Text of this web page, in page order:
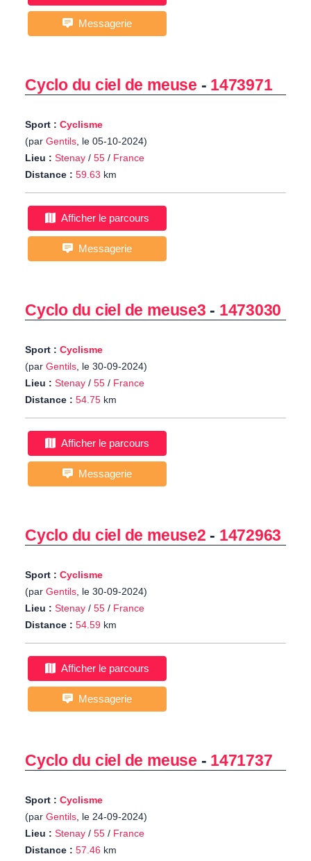
Messagerie
Cyclo du ciel de meuse - 1473971
Sport : Cyclisme
(par Gentils, le 05-10-2024)
Lieu : Stenay / 55 / France
Distance : 59.63 km
Afficher le parcours
Messagerie
Cyclo du ciel de meuse3 - 1473030
Sport : Cyclisme
(par Gentils, le 30-09-2024)
Lieu : Stenay / 55 / France
Distance : 54.75 km
Afficher le parcours
Messagerie
Cyclo du ciel de meuse2 - 1472963
Sport : Cyclisme
(par Gentils, le 30-09-2024)
Lieu : Stenay / 55 / France
Distance : 54.59 km
Afficher le parcours
Messagerie
Cyclo du ciel de meuse - 1471737
Sport : Cyclisme
(par Gentils, le 24-09-2024)
Lieu : Stenay / 55 / France
Distance : 57.46 km